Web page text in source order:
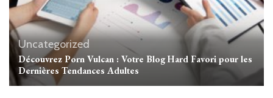
Uncategorized
Découvrez Porn Vulcan : Votre Blog Hard Favori pour les
Dernières Tendances Adultes